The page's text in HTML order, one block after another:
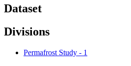
Dataset
Divisions
Permafrost Study - 1